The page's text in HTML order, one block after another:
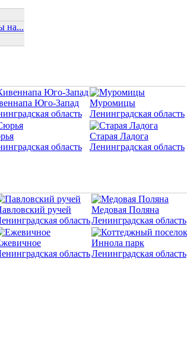
на...
Юго-Запад
область
Муромицы
Ленинградская область
область
Старая Ладога
Ленинградская область
ручей
область
Медовая Поляна
Ленинградская область
область
Иннола парк
Ленинградская область